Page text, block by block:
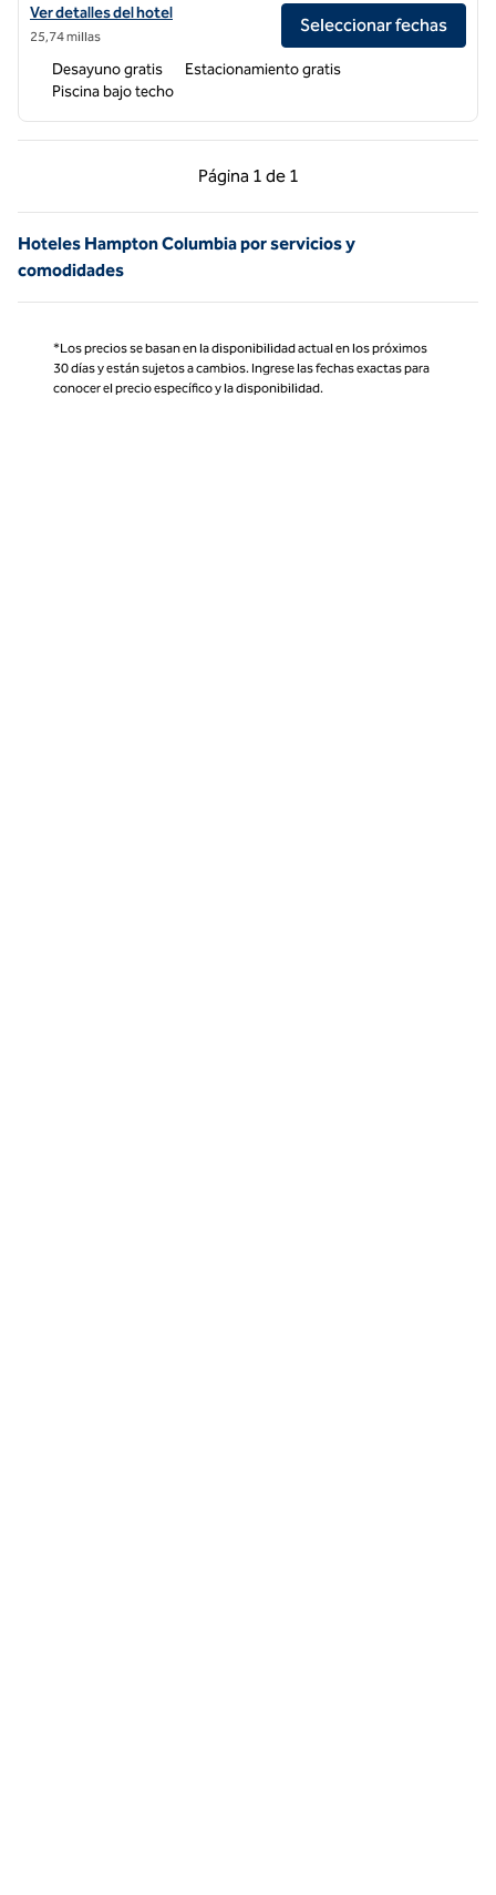
Ver detalles del hotel Hampton Inn Jefferson City at Capital Mall
Ver detalles del hotel
25,74 millas
Seleccionar fechas
Desayuno gratis
Estacionamiento gratis
Piscina bajo techo
Página 1 de 1
Página anterior, 1 de 1
Página 1 de 1
Hoteles Hampton Columbia por servicios y
comodidades
*Los precios se basan en la disponibilidad actual en los próximos
30 días y están sujetos a cambios. Ingrese las fechas exactas para
conocer el precio específico y la disponibilidad.